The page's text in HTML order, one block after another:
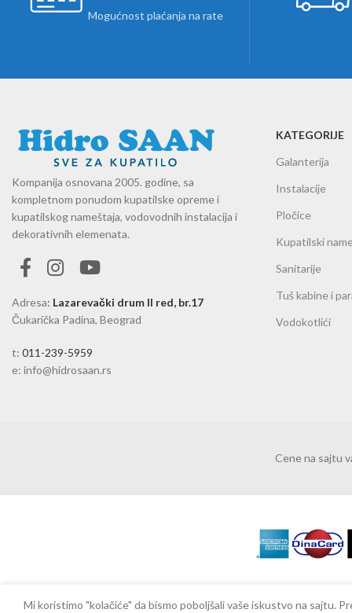
Mogućnost plaćanja na rate
Kompanija osnovana 2005. godine, sa
kompletnom ponudom kupatilske opreme i
kupatilskog nameštaja, vodovodnih instalacija i
dekorativnih elemenata.
Adresa: Lazarevački drum II red, br.17
Čukarička Padina, Beograd
t: 011-239-5959
e: info@hidrosaan.rs
KATEGORIJE
Galanterija
Instalacije
Pločice
Kupatilski
Sanitarije
Tuš kabine i
Vodokotlići
Cene na sajtu
Mi koristimo "kolačiće" da bismo poboljšali vaše iskustvo na sajtu.